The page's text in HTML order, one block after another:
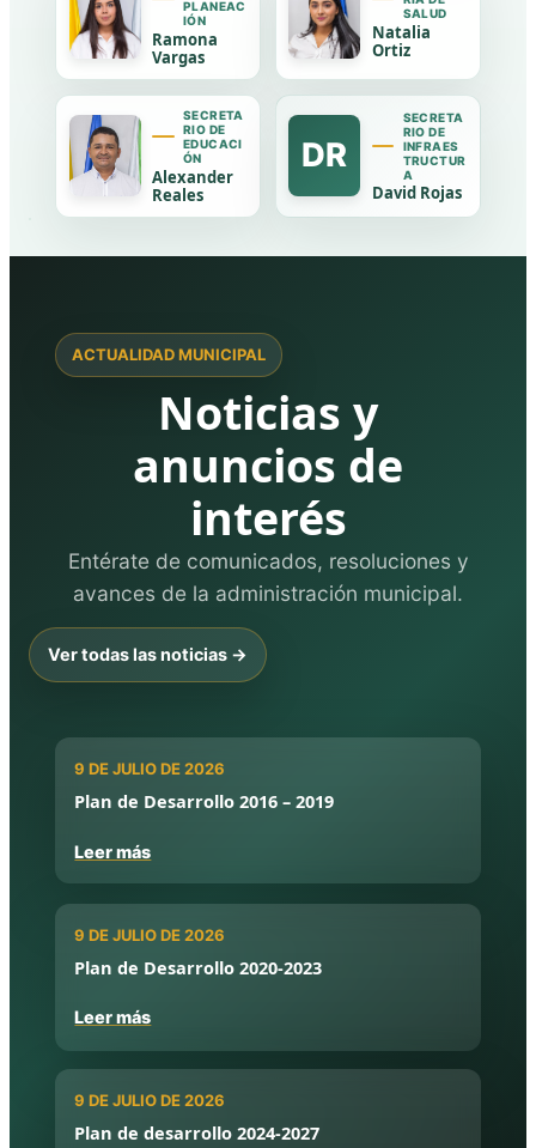
PLANEAC
IÓN
Ramona
Vargas
SALUD
Natalia
Ortiz
SECRETA
RIO DE
EDUCACI
ÓN
Alexander
Reales
DR
SECRETA
RIO DE
INFRAES
TRUCTUR
A
David Rojas
ACTUALIDAD MUNICIPAL
Noticias y
anuncios de
interés
Entérate de comunicados, resoluciones y
avances de la administración municipal.
Ver todas las noticias →
9 DE JULIO DE 2026
Plan de Desarrollo 2016 – 2019
Leer más
9 DE JULIO DE 2026
Plan de Desarrollo 2020-2023
Leer más
9 DE JULIO DE 2026
Plan de desarrollo 2024-2027